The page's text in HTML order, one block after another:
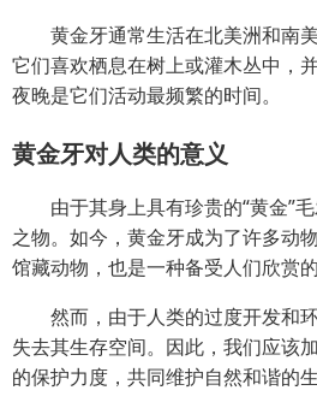
黄金牙通常生活在北美洲和南
它们喜欢栖息在树上或灌木丛中，
夜晚是它们活动最频繁的时间。
黄金牙对人类的意义
由于其身上具有珍贵的“黄金”
之物。如今，黄金牙成为了许多动
馆藏动物，也是一种备受人们欣赏的
然而，由于人类的过度开发和
失去其生存空间。因此，我们应该
的保护力度，共同维护自然和谐的生